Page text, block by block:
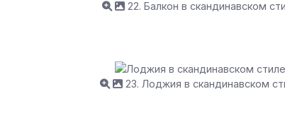
22. Балкон в скандинавском
23. Лоджия в скандинавском